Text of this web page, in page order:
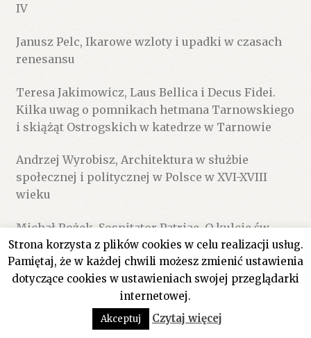
IV
Janusz Pelc, Ikarowe wzloty i upadki w czasach
renesansu
Teresa Jakimowicz, Laus Bellica i Decus Fidei.
Kilka uwag o pomnikach hetmana Tarnowskiego
i skiążąt Ostrogskich w katedrze w Tarnowie
Andrzej Wyrobisz, Architektura w służbie
społecznej i politycznej w Polsce w XVI-XVIII
wieku
Michał Rożek, Sospitator Patriae. O kulcie św.
Kazimierza
Jerzy Kłoczowski, Kapituły polskiej prowincji
dominikanów w XVII wieku
Stefan K. Kuczyński, Orbis Polonus Szymona
Strona korzysta z plików cookies w celu realizacji usług.
Pamiętaj, że w każdej chwili możesz zmienić ustawienia
dotyczące cookies w ustawieniach swojej przeglądarki
internetowej.
Akceptuj Czytaj więcej